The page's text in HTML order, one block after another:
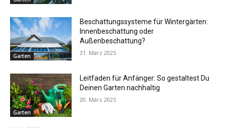
Garten
Beschattungssysteme für Wintergärten:
Innenbeschattung oder
Außenbeschattung?
31. März 2025
Garten
Leitfaden für Anfänger: So gestaltest Du
Deinen Garten nachhaltig
20. März 2025